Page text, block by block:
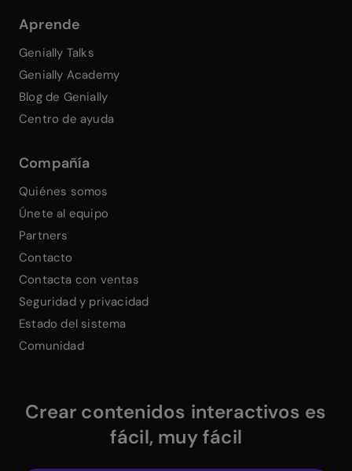
Aprende
Genially Talks
Genially Academy
Blog de Genially
Centro de ayuda
Compañía
Quiénes somos
Únete al equipo
Partners
Contacto
Contacta con ventas
Seguridad y privacidad
Estado del sistema
Comunidad
Crear contenidos interactivos es
fácil, muy fácil